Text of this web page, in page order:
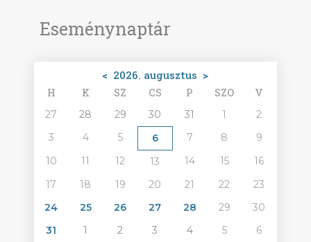
Eseménynaptár
< 2026. augusztus >
H K SZ CS P SZO V
27 28 29 30 31 1
2
3
4 5 6 7 8
9
10
11 12 13 14 15
16
17
18 19 20 21 22
23
24
25 26 27 28 29
30
31
1 2 3 4 5 6